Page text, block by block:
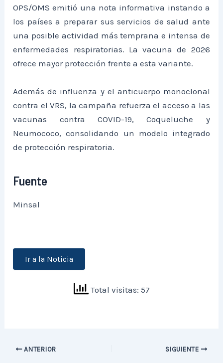
OPS/OMS emitió una nota informativa instando a
los países a preparar sus servicios de salud ante
una posible actividad más temprana e intensa de
enfermedades respiratorias. La vacuna de 2026
ofrece mayor protección frente a esta variante.
Además de influenza y el anticuerpo monoclonal
contra el VRS, la campaña refuerza el acceso a las
vacunas contra COVID-19, Coqueluche y
Neumococo, consolidando un modelo integrado
de protección respiratoria.
Fuente
Minsal
Ir a la Noticia
Total visitas: 57
ANTERIOR SIGUIENTE